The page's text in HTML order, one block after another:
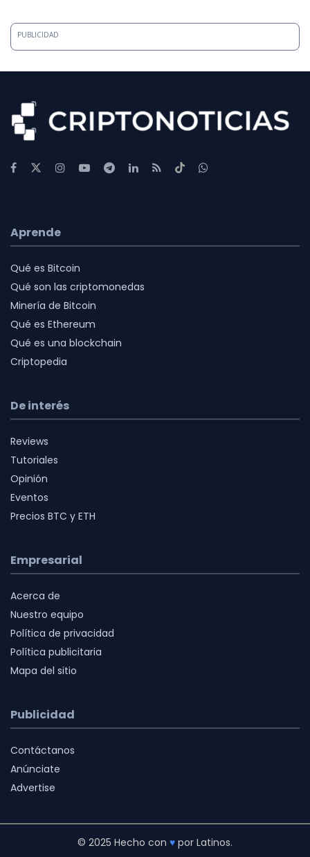
PUBLICIDAD
Aprende
Qué es Bitcoin
Qué son las criptomonedas
Minería de Bitcoin
Qué es Ethereum
Qué es una blockchain
Criptopedia
De interés
Reviews
Tutoriales
Opinión
Eventos
Precios BTC y ETH
Empresarial
Acerca de
Nuestro equipo
Política de privacidad
Política publicitaria
Mapa del sitio
Publicidad
Contáctanos
Anúnciate
Advertise
© 2025 Hecho con ♥ por Latinos.